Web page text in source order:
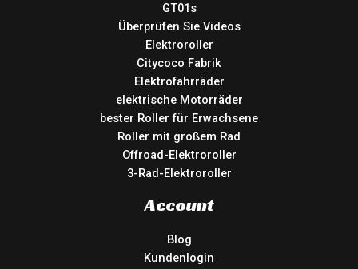
GT01s
Überprüfen Sie Videos
Elektroroller
Citycoco Fabrik
Elektrofahrräder
elektrische Motorräder
bester Roller für Erwachsene
Roller mit großem Rad
Offroad-Elektroroller
3-Rad-Elektroroller
Account
Blog
Kundenlogin